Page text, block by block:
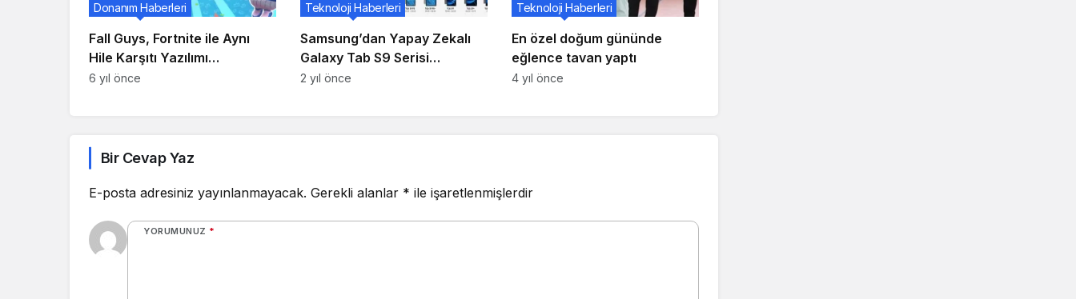
Fall Guys, Fortnite ile Aynı
Hile Karşıtı Yazılımı
Kullanacak!
Donanım Haberleri
6 yıl önce
Samsung’dan Yapay Zekalı
Galaxy Tab S9 Serisi
Tabletlerde “Okula Dönüş”
Teknoloji Haberleri
2 yıl önce
En özel doğum gününde
eğlence tavan yaptı
Teknoloji Haberleri
4 yıl önce
Bir Cevap Yaz
E-posta adresiniz yayınlanmayacak. Gerekli alanlar * ile işaretlenmişlerdir
YORUMUNUZ *